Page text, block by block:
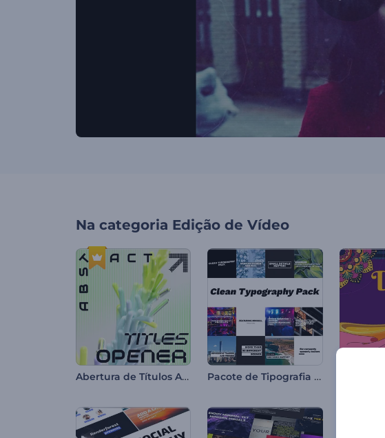
Na categoria Edição de Vídeo
Abertura de Títulos Abstratos Pacote de Tipografia Nítida